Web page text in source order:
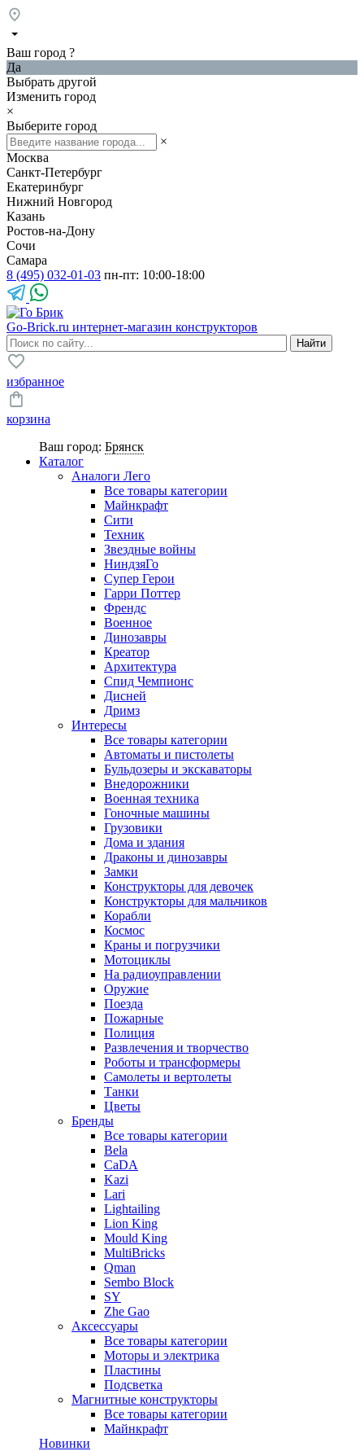
Ваш город ?
Да
Выбрать другой
Изменить город
×
Выберите город
×
Москва
Санкт-Петербург
Екатеринбург
Нижний Новгород
Казань
Ростов-на-Дону
Сочи
Самара
8 (495) 032-01-03 пн-пт: 10:00-18:00
Go-Brick.ru интернет-магазин конструкторов
избранное
корзина
Ваш город: Брянск
Каталог
Аналоги Лего
Все товары категории
Майнкрафт
Сити
Техник
Звездные войны
НиндзяГо
Супер Герои
Гарри Поттер
Френдс
Военное
Динозавры
Креатор
Архитектура
Спид Чемпионс
Дисней
Дримз
Интересы
Все товары категории
Автоматы и пистолеты
Бульдозеры и экскаваторы
Внедорожники
Военная техника
Гоночные машины
Грузовики
Дома и здания
Драконы и динозавры
Замки
Конструкторы для девочек
Конструкторы для мальчиков
Корабли
Космос
Краны и погрузчики
Мотоциклы
На радиоуправлении
Оружие
Поезда
Пожарные
Полиция
Развлечения и творчество
Роботы и трансформеры
Самолеты и вертолеты
Танки
Цветы
Бренды
Все товары категории
Bela
CaDA
Kazi
Lari
Lightailing
Lion King
Mould King
MultiBricks
Qman
Sembo Block
SY
Zhe Gao
Аксессуары
Все товары категории
Моторы и электрика
Пластины
Подсветка
Магнитные конструкторы
Все товары категории
Майнкрафт
Новинки